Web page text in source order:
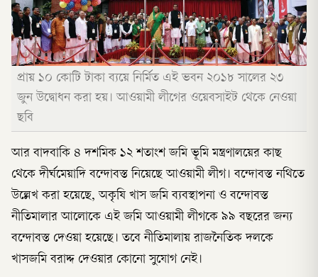
প্রায় ১০ কোটি টাকা ব্যয়ে নির্মিত এই ভবন ২০১৮ সালের ২৩
জুন উদ্বোধন করা হয়। আওয়ামী লীগের ওয়েবসাইট থেকে নেওয়া
ছবি
আর বাদবাকি ৪ দশমিক ১২ শতাংশ জমি ভূমি মন্ত্রণালয়ের কাছ
থেকে দীর্ঘমেয়াদি বন্দোবস্ত নিয়েছে আওয়ামী লীগ। বন্দোবস্ত নথিতে
উল্লেখ করা হয়েছে, অকৃষি খাস জমি ব্যবস্থাপনা ও বন্দোবস্ত
নীতিমালার আলোকে এই জমি আওয়ামী লীগকে ৯৯ বছরের জন্য
বন্দোবস্ত দেওয়া হয়েছে। তবে নীতিমালায় রাজনৈতিক দলকে
খাসজমি বরাদ্দ দেওয়ার কোনো সুযোগ নেই।